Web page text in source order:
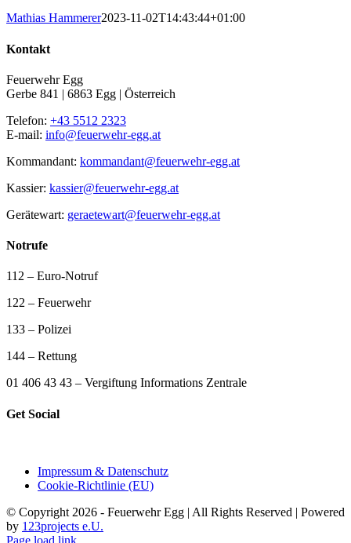
Mathias Hammerer2023-11-02T14:43:44+01:00
Kontakt
Feuerwehr Egg
Gerbe 841 | 6863 Egg | Österreich
Telefon: +43 5512 2323
E-mail: info@feuerwehr-egg.at
Kommandant: kommandant@feuerwehr-egg.at
Kassier: kassier@feuerwehr-egg.at
Gerätewart: geraetewart@feuerwehr-egg.at
Notrufe
112 – Euro-Notruf
122 – Feuerwehr
133 – Polizei
144 – Rettung
01 406 43 43 – Vergiftung Informations Zentrale
Get Social
Impressum & Datenschutz
Cookie-Richtlinie (EU)
© Copyright 2026 - Feuerwehr Egg | All Rights Reserved | Powered
by 123projects e.U.
Page load link